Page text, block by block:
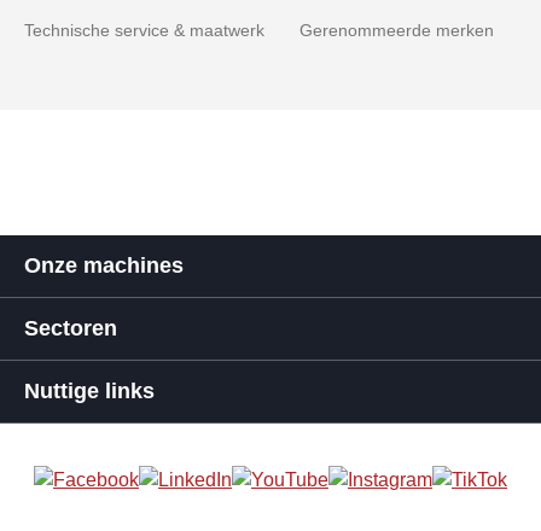
Technische service & maatwerk Gerenommeerde merken
Onze machines
Sectoren
Nuttige links